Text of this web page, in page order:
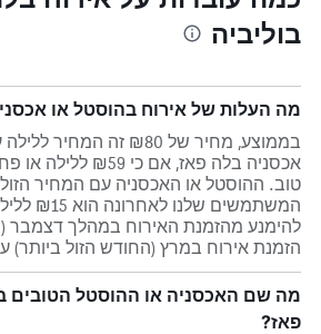
בוליביה
מה העלות של אירוח בהוסטל או
בממוצע, מחיר של ₪80 זה
אכסניה בלה פאז, אם
טוב. ההוסטל או האכסניה עם המחיר
להימנע מהזמנת האירוח במהלך דצמבר
הזמנת אירוח במרץ (החודש הזול ביותר)
מה שם האכסניה או ההוסטל הטובים
פאז?